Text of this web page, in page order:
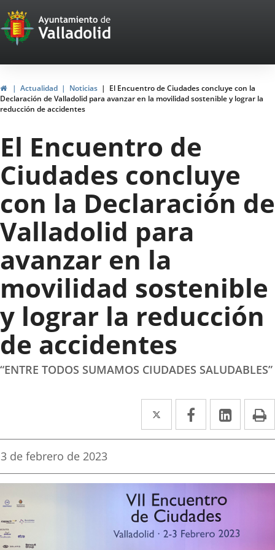
Portal
Web
del
Ayuntamiento
de
Valladolid
HomeActualidad Noticias
El Encuentro de Ciudades concluye con la
Declaración de Valladolid para avanzar en la movilidad sostenible y lograr la
reducción de accidentes
El Encuentro de
Ciudades concluye
con la Declaración de
Valladolid para
avanzar en la
movilidad sostenible
y lograr la reducción
de accidentes
“ENTRE TODOS SUMAMOS CIUDADES SALUDABLES”
Twitter
Enlace
a
aplicación
externa.
Facebook
Enlace
a
aplicación
externa.
Enlace
a
Fecha
la
3 de febrero de 2023